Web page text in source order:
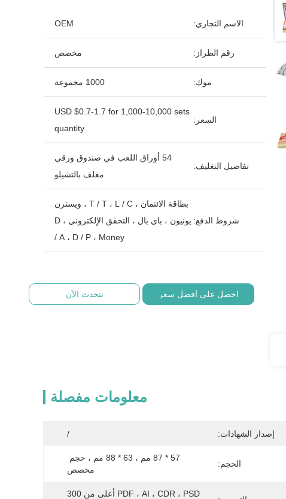
الاسم التجاري: OEM
رقم الطراز: مخصص
موك: 1000 مجموعة
السعر:
USD $0.7-1.7 for 1,000-10,000 sets
quantity
تفاصيل التغليف:
54 أوراق اللعب في صندوق ورقي
مغلف بالتشيلو
شروط الدفع:
بطاقة الائتمان ، T / T ، L / C ، ويسترن
يونيون ، باي بال ، التحقق الإلكتروني ، D
/ A ، D / P ، Money
احصل على أفضل سعر نتحدث الآن
معلومات مفصلة
إصدار الشهادات: /
الحجم:
مخصص